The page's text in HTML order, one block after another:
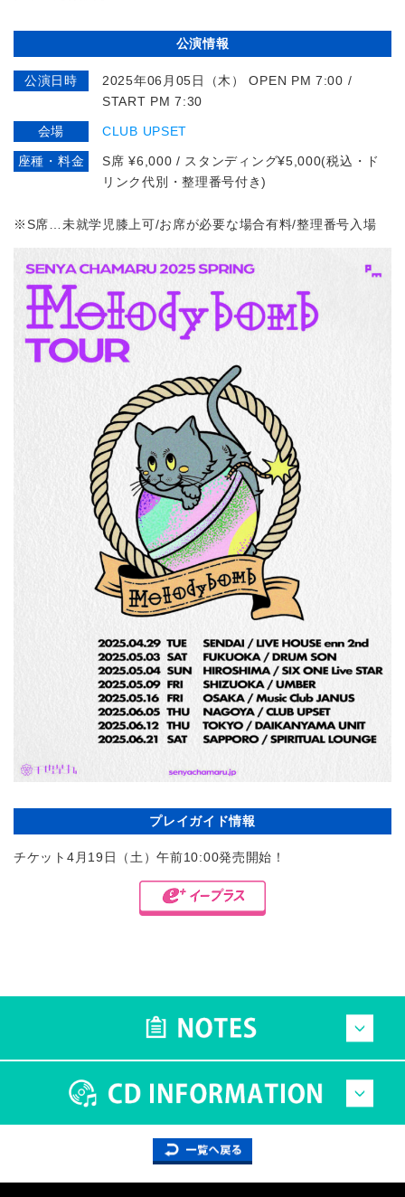
公演情報
公演日時
2025年06月05日（木） OPEN PM 7:00 /
START PM 7:30
会場 CLUB UPSET
座種・料金
S席 ¥6,000 / スタンディング¥5,000(税込・ド
リンク代別・整理番号付き)
※S席…未就学児膝上可/お席が必要な場合有料/整理番号入場
プレイガイド情報
チケット4月19日（土）午前10:00発売開始！